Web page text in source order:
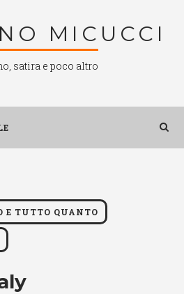
MICUCCI
satira e poco altro
E TUTTO QUANTO